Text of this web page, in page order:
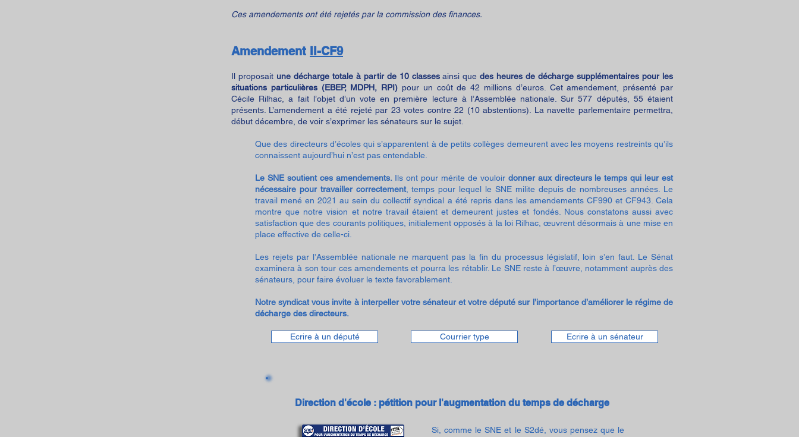
Ces amendements ont été rejetés par la commission des finances.
Amendement II-CF9
Il proposait une décharge totale à partir de 10 classesainsi quedes heures de décharge supplémentaires pour les
situations particulières (EBEP, MDPH, RPI) pour un coût de 42 millions d’euros. Cet amendement, présenté par
Cécile Rilhac, a fait l’objet d’un vote en première lecture à l’Assemblée nationale. Sur 577 députés, 55 étaient
présents. L’amendement a été rejeté par 23 votes contre 22 (10 abstentions). La navette parlementaire permettra,
début décembre, de voir s’exprimer les sénateurs sur le sujet.
Que des directeurs d’écoles qui s’apparentent à de petits collèges demeurent avec les moyens restreints qu’ils
connaissent aujourd’hui n’est pas entendable.
Le SNE soutient ces amendements. Ils ont pour mérite de vouloir donner aux directeurs le temps qui leur est
nécessaire pour travailler correctement, temps pour lequel le SNE milite depuis de nombreuses années. Le
travail mené en 2021 au sein du collectif syndical a été repris dans les amendements CF990 et CF943. Cela
montre que notre vision et notre travail étaient et demeurent justes et fondés. Nous constatons aussi avec
satisfaction que des courants politiques, initialement opposés à la loi Rilhac, œuvrent désormais à une mise en
place effective de celle-ci.
Les rejets par l’Assemblée nationale ne marquent pas la fin du processus législatif, loin s’en faut. Le Sénat
examinera à son tour ces amendements et pourra les rétablir. Le SNE reste à l’œuvre, notamment auprès des
sénateurs, pour faire évoluer le texte favorablement.
Notre syndicat vous invite à interpeller votre sénateur et votre député sur l’importance d’améliorer le régime de
décharge des directeurs.
Ecrire à un député Courrier type Ecrire à un sénateur
Si, comme le SNE et le S2dé, vous pensez que le
Direction d'école : pétition pour l'augmentation du temps de décharge